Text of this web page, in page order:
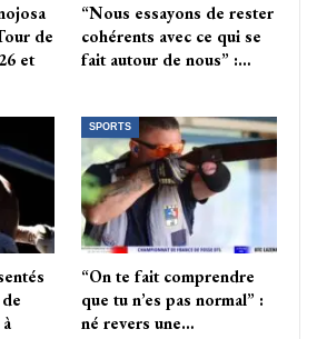
de
et
“Nous essayons de rester
cohérents avec ce qui se
fait autour de nous” :…
SPORTS
“On te fait comprendre
que tu n’es pas normal” :
né revers une…